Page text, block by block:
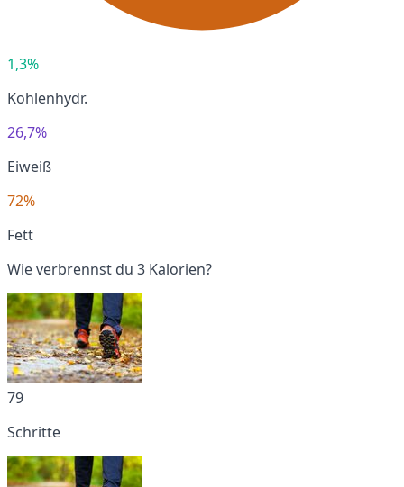
1,3%
Kohlenhydr.
26,7%
Eiweiß
72%
Fett
Wie verbrennst du 3 Kalorien?
79
Schritte